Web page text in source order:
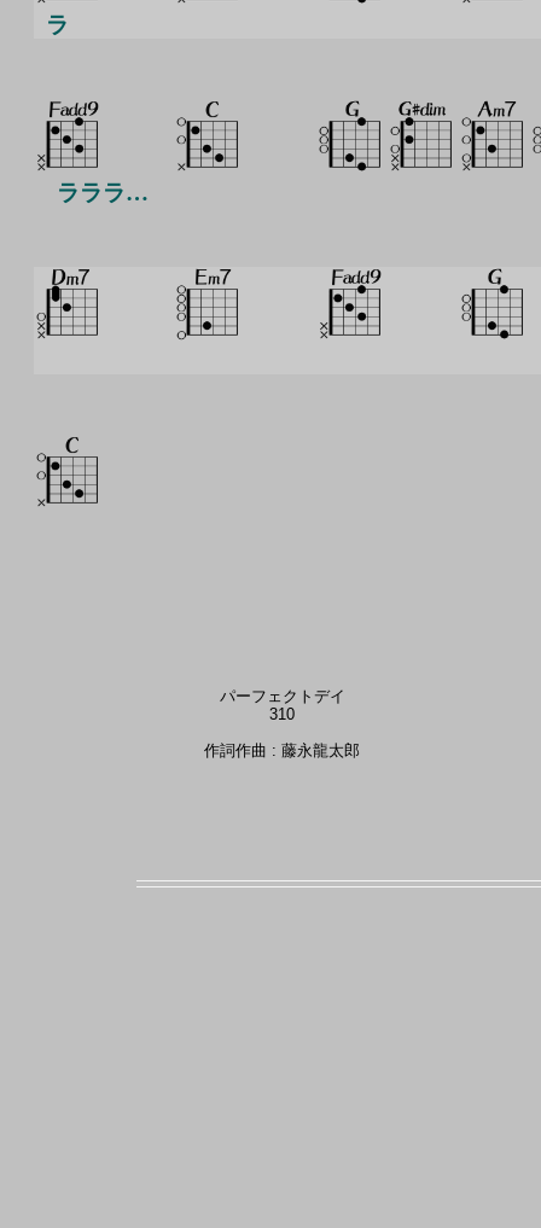
ラ
ラララ…
パーフェクトデイ
310
作詞作曲 : 藤永龍太郎